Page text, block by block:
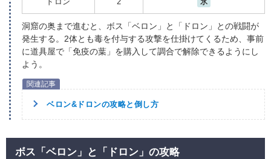
洞窟の奥まで進むと、ボス「ベロン」と「ドロン」との戦闘が
発生する。2体とも毒を付与する攻撃を仕掛けてくるため、事前
に道具屋で「免疫の葉」を購入して調合で解除できるようにし
よう。
ベロン&ドロンの攻略と倒し方
ボス「ベロン」と「ドロン」の攻略